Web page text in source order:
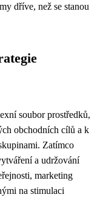
dříve, než se stanou
soubor prostředků,
obchodních cílů a k
Zatímco
a udržování
marketing
na stimulaci